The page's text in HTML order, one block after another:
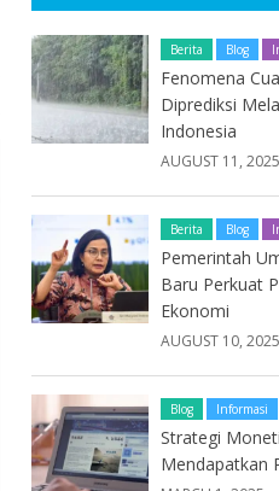
Berita Blog
Fenomena
Diprediksi
Indonesia
AUGUST 11, 2025
Berita Blog
Pemerintah
Baru Perkuat
Ekonomi
AUGUST 10, 2025
Blog Informasi
Strategi
Mendapatkan